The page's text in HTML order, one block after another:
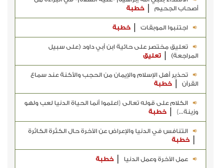
أصحاب الجحيم
خطبة
اجتنبوا الموبقات خطبة
تعليق مختصر على حائية ابن أبي داود (على سبيل
المراجعة)
تعليق
تحذير أهل الإسلام والإيمان من الحجب والأكنة عند سماع
القرآن
خطبة
الكلام على قوله تعالى {اعلموا أنما الحياة الدنيا لعب ولهو
وزينة...}
خطبة
التنافس في الدنيا والإعراض عن الآخرة حال الكثرة الكاثرة
خطبة
عمل الآخرة وعمل الدنيا خطبة